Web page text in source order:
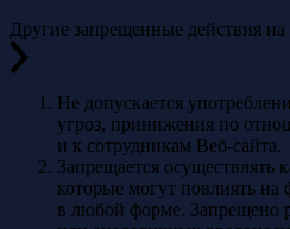
Другие запрещенные действия на
Не допускается
угроз, принижения по
и к сотрудникам Веб-сайта.
Запрещается осуществлять
которые могут повлиять
в любой форме. Запрещено